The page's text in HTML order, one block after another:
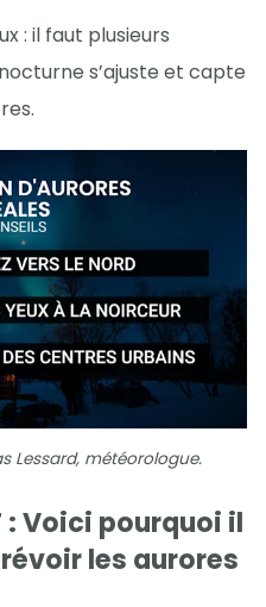
: il faut plusieurs
s’ajuste et capte
Lessard, météorologue.
: Voici pourquoi il
les aurores